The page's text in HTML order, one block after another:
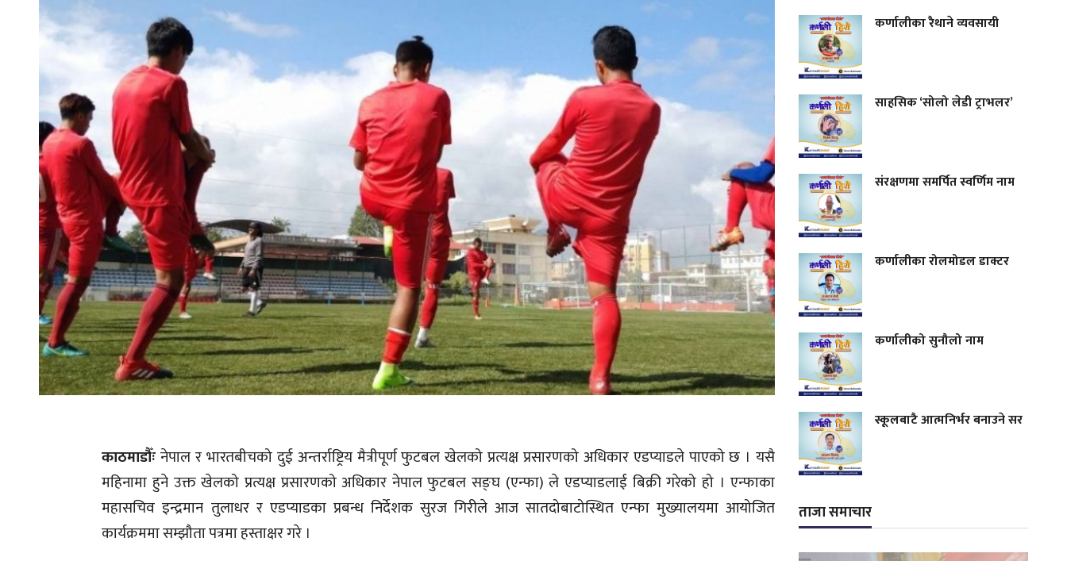
काठमाडौँःनेपाल र भारतबीचको दुई अन्तर्राष्ट्रिय मैत्रीपूर्ण फुटबल खेलको प्रत्यक्ष प्रसारणको अधिकार एडप्याडले पाएको छ । यसै
महिनामा हुने उक्त खेलको प्रत्यक्ष प्रसारणको अधिकार नेपाल फुटबल सङ्घ (एन्फा) ले एडप्याडलाई बिक्री गरेको हो । एन्फाका
महासचिव इन्द्रमान तुलाधर र एडप्याडका प्रबन्ध निर्देशक सुरज गिरीले आज सातदोबाटोस्थित एन्फा मुख्यालयमा आयोजित
कार्यक्रममा सम्झौता पत्रमा हस्ताक्षर गरे ।
कर्णालीका रैथाने व्यवसायी
साहसिक ‘सोलो लेडी ट्राभलर’
संरक्षणमा समर्पित स्वर्णिम नाम
कर्णालीका रोलमोडल डाक्टर
कर्णालीको सुनौलो नाम
स्कूलबाटै आत्मनिर्भर बनाउने सर
ताजा समाचार